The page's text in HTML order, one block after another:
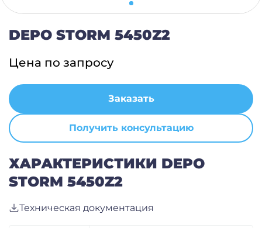
DEPO STORM 5450Z2
Цена по запросу
Заказать
Получить консультацию
ХАРАКТЕРИСТИКИ DEPO
STORM 5450Z2
Техническая документация